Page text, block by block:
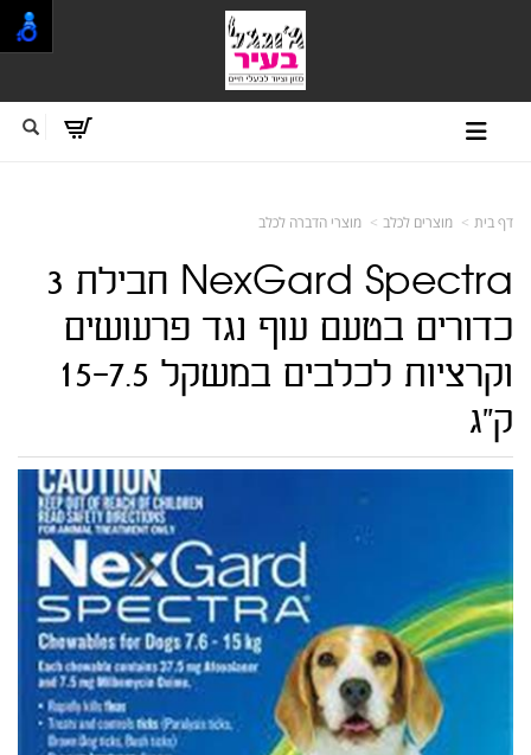
דף בית מוצרים לכלב מוצרי הדברה לכלב
NexGard Spectra חבילת 3
כדורים בטעם עוף נגד פרעושים
וקרציות לכלבים במשקל 15-7.5
ק"ג